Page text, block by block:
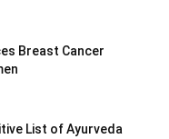
Breast Cancer
List of Ayurveda